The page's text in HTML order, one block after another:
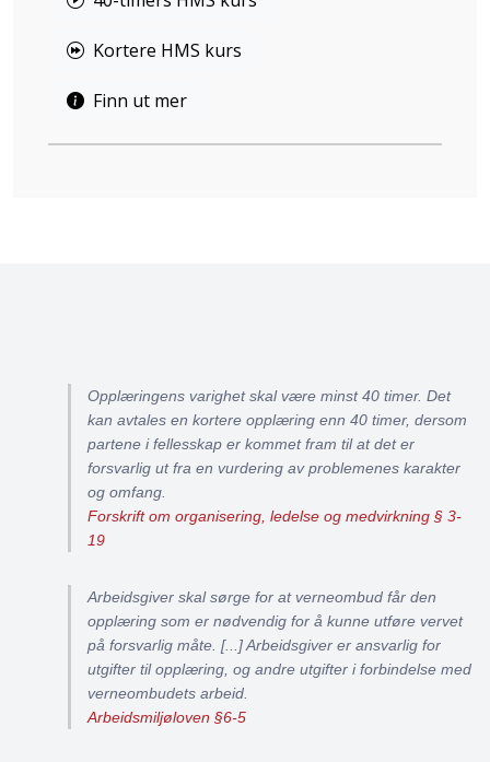
Kortere HMS kurs
Finn ut mer
Opplæringens varighet skal være minst 40 timer. Det
kan avtales en kortere opplæring enn 40 timer, dersom
partene i fellesskap er kommet fram til at det er
forsvarlig ut fra en vurdering av problemenes karakter
og omfang.
Forskrift om organisering, ledelse og medvirkning § 3-
19
Arbeidsgiver skal sørge for at verneombud får den
opplæring som er nødvendig for å kunne utføre vervet
på forsvarlig måte. [...] Arbeidsgiver er ansvarlig for
utgifter til opplæring, og andre utgifter i forbindelse med
verneombudets arbeid.
Arbeidsmiljøloven §6-5